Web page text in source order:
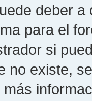
deber
para el
si
no existe,